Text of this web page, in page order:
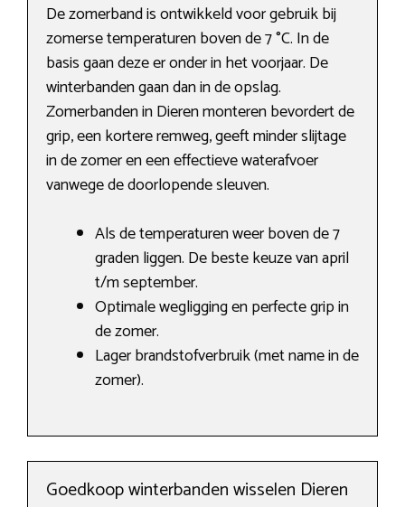
De zomerband is ontwikkeld voor gebruik bij
zomerse temperaturen boven de 7 °C. In de
basis gaan deze er onder in het voorjaar. De
winterbanden gaan dan in de opslag.
Zomerbanden in Dieren monteren bevordert de
grip, een kortere remweg, geeft minder slijtage
in de zomer en een effectieve waterafvoer
vanwege de doorlopende sleuven.
Als de temperaturen weer boven de 7
graden liggen. De beste keuze van april
t/m september.
Optimale wegligging en perfecte grip in
de zomer.
Lager brandstofverbruik (met name in de
zomer).
Goedkoop winterbanden wisselen Dieren